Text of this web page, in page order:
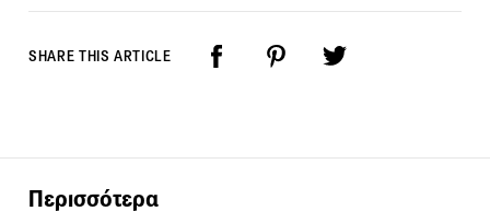
SHARE THIS ARTICLE
Περισσότερα